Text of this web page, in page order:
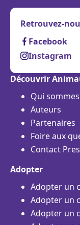
Retrouvez-
Facebook
Instagram
Découvrir
Qui
Auteurs
Partenaires
Foire aux
Contact
Adopter
Adopter un
Adopter un
Adopter un